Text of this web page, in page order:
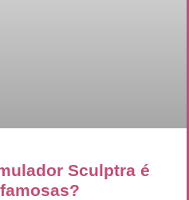
Sculptra é